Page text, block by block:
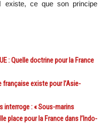
existe, ce que son principe
: Quelle doctrine pour la France
française existe pour l’Asie-
interroge : « Sous-marins
place pour la France dans l’Indo-